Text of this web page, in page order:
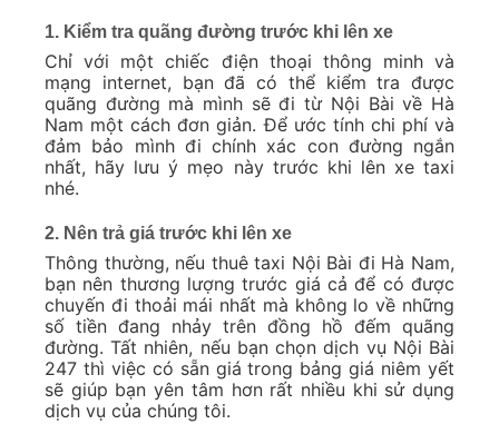
1. Kiểm tra quãng đường trước khi lên xe
Chỉ với một chiếc điện thoại thông minh và
mạng internet, bạn đã có thể kiểm tra được
quãng đường mà mình sẽ đi từ Nội Bài về Hà
Nam một cách đơn giản. Để ước tính chi phí và
đảm bảo mình đi chính xác con đường ngắn
nhất, hãy lưu ý mẹo này trước khi lên xe taxi
nhé.
2. Nên trả giá trước khi lên xe
Thông thường, nếu thuê taxi Nội Bài đi Hà Nam,
bạn nên thương lượng trước giá cả để có được
chuyến đi thoải mái nhất mà không lo về những
số tiền đang nhảy trên đồng hồ đếm quãng
đường. Tất nhiên, nếu bạn chọn dịch vụ Nội Bài
247 thì việc có sẵn giá trong bảng giá niêm yết
sẽ giúp bạn yên tâm hơn rất nhiều khi sử dụng
dịch vụ của chúng tôi.